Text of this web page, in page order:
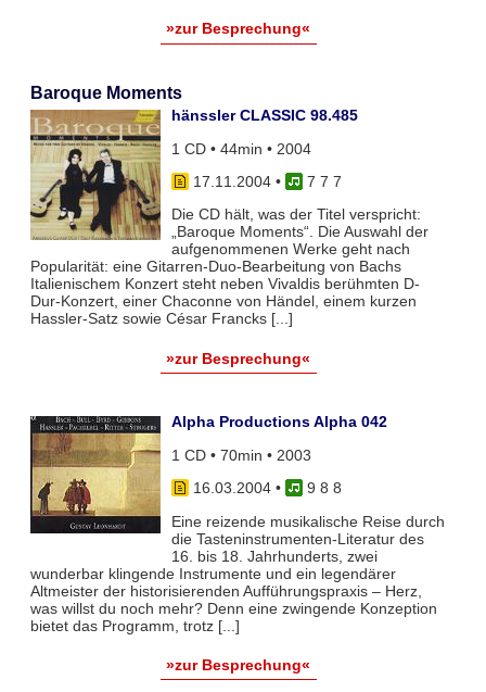
»zur Besprechung«
Baroque Moments
hänssler CLASSIC 98.485
1 CD • 44min • 2004
17.11.2004•
7 7 7
Die CD hält, was der Titel verspricht:
„Baroque Moments“. Die Auswahl der
aufgenommenen Werke geht nach
Popularität: eine Gitarren-Duo-Bearbeitung von Bachs
Italienischem Konzert steht neben Vivaldis berühmten D-
Dur-Konzert, einer Chaconne von Händel, einem kurzen
Hassler-Satz sowie César Francks [...]
»zur Besprechung«
Alpha Productions Alpha 042
1 CD • 70min • 2003
16.03.2004•
9 8 8
Eine reizende musikalische Reise durch
die Tasteninstrumenten-Literatur des
16. bis 18. Jahrhunderts, zwei
wunderbar klingende Instrumente und ein legendärer
Altmeister der historisierenden Aufführungspraxis – Herz,
was willst du noch mehr? Denn eine zwingende Konzeption
bietet das Programm, trotz [...]
»zur Besprechung«